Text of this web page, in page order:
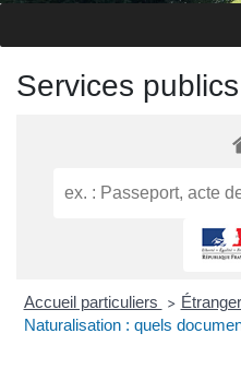
Services publics
Accueil particuliers > Étranger
Naturalisation : quels